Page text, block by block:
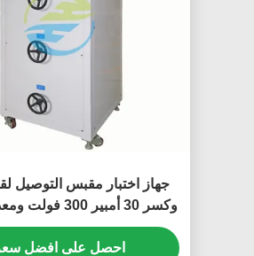
جهاز اختبار مقبس التوصيل
وكسر 30 أمبير 300
حمل التشغيل العادي
احصل على افضل